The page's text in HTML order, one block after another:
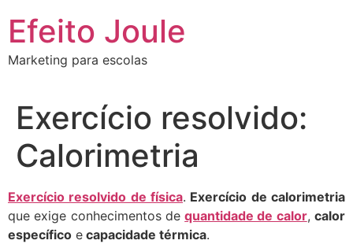
para
conteúdo
Efeito Joule
Marketing para escolas
Exercício resolvido:
Calorimetria
Exercício resolvido de física. Exercício de calorimetria
que exige conhecimentos dequantidade de calor,calor
específico e capacidade térmica.